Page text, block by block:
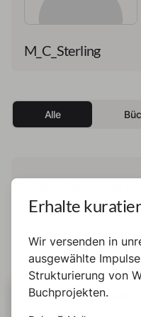
M_C_Sterling
Alle
Leseprobe
DIESE SEITE
Erhalte
Wir versenden in
ausgewählte
Strukturierung von
Buchprojekten.